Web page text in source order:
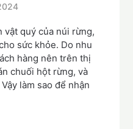
vật quý của núi rừng,
sức khỏe. Do nhu
hàng nên trên thị
chuối hột rừng, và
làm sao để nhận